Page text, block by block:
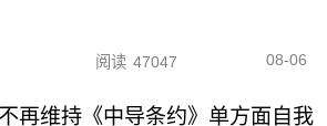
阅读 47047 08-06
再维持《中导条约》单方面自我